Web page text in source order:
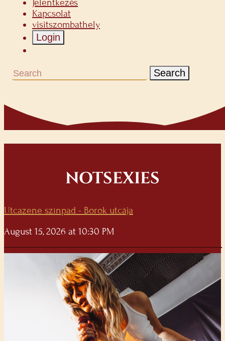
Jelentkezés
Kapcsolat
visitszombathely
Login
Search
NOTSEXIES
Utcazene színpad - Borok utcája
August 15, 2026 at 10:30 PM